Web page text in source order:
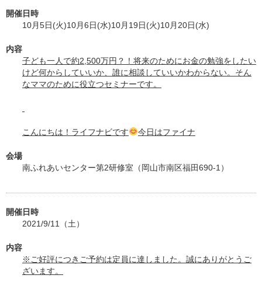
開催日時
10月5日(火)10月6日(水)10月19日(火)10月20日(水)
内容
子ども一人で約2,500万円？！将来のためにお金の勉強をしたい
けど何からしていいか、誰に相談していいかわからない。そん
なママのために役立つセミナーです。
こんにちは！ライフナビです 今日はファイナ
会場
南ふれあいセンター第2研修室（岡山市南区福田690-1）
開催日時
2021/9/11（土）
内容
※ご好評につきご予約は定員に達しました。誠にありがとうご
ざいます。